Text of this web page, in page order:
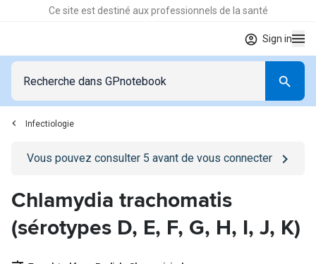
Ce site est destiné aux professionnels de la santé
Sign in
Infectiologie
Go to/se-connecterpage
Vous pouvez consulter 5 avant de vous connecter
Chlamydia trachomatis
(sérotypes D, E, F, G, H, I, J, K)